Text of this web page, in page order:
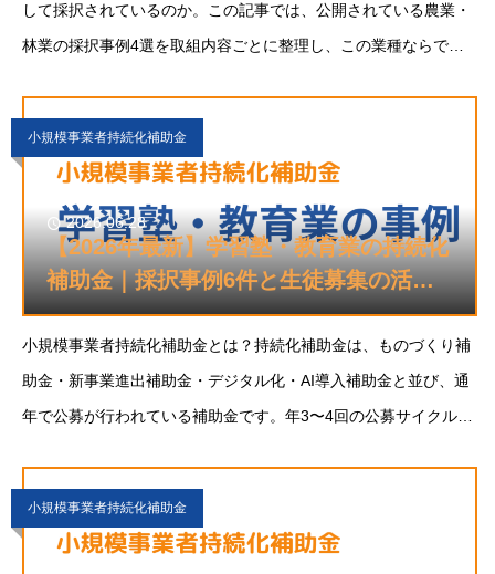
して採択されているのか。この記事では、公開されている農業・
林業の採択事例4選を取組内容ごとに整理し、この業種ならでは
自社の販路開拓とブランド化のヒントとして役立てて
小規模事業者持続化補助金
2026.06.28
【2026年最新】学習塾・教育業の持続化
補助金｜採択事例6件と生徒募集の活用
法
小規模事業者持続化補助金とは？持続化補助金は、ものづくり補
助金・新事業進出補助金・デジタル化・AI導入補助金と並び、通
年で公募が行われている補助金です。年3〜4回の公募サイクルで
最大250万円（インボイス・賃上
小規模事業者持続化補助金